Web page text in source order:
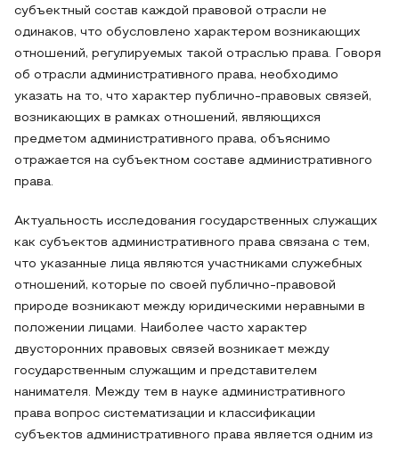
субъектный состав каждой правовой отрасли не
одинаков, что обусловлено характером возникающих
отношений, регулируемых такой отраслью права. Говоря
об отрасли административного права, необходимо
указать на то, что характер публично-правовых связей,
возникающих в рамках отношений, являющихся
предметом административного права, объяснимо
отражается на субъектном составе административного
права.
Актуальность исследования государственных служащих
как субъектов административного права связана с тем,
что указанные лица являются участниками служебных
отношений, которые по своей публично-правовой
природе возникают между юридическими неравными в
положении лицами. Наиболее часто характер
двусторонних правовых связей возникает между
государственным служащим и представителем
нанимателя. Между тем в науке административного
права вопрос систематизации и классификации
субъектов административного права является одним из